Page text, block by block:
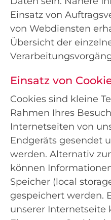
Einsatz von
von Webdiensten
Übersicht der
Einsatz von
Cookies sind kleine
Rahmen Ihres
Internetseiten von
Endgeräts gesendet
werden. Alternativ
können
Speicher (local
gespeichert werden.
unserer Internetseite